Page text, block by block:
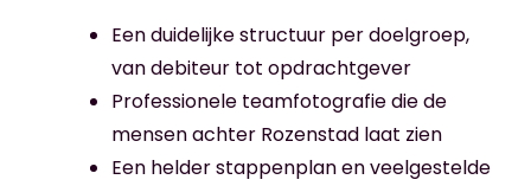
Een duidelijke structuur per doelgroep,
van debiteur tot opdrachtgever
Professionele teamfotografie die de
mensen achter Rozenstad laat zien
Een helder stappenplan en veelgestelde